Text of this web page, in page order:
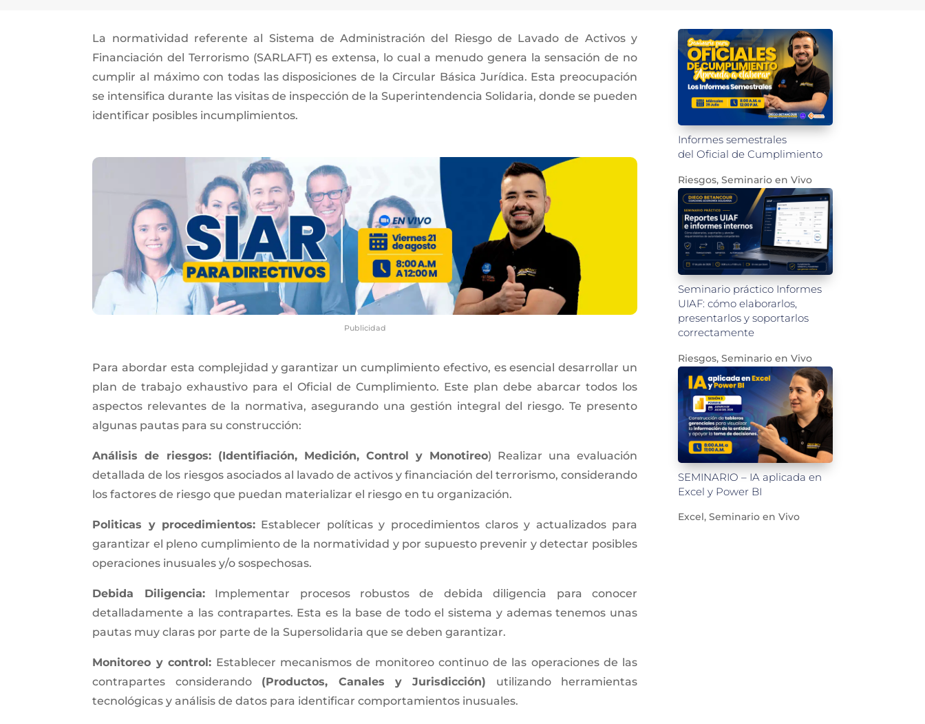
La normatividad referente al Sistema de Administración del Riesgo de Lavado de Activos y
Financiación del Terrorismo (SARLAFT) es extensa, lo cual a menudo genera la sensación de no
cumplir al máximo con todas las disposiciones de la Circular Básica Jurídica. Esta preocupación
se intensifica durante las visitas de inspección de la Superintendencia Solidaria, donde se pueden
identificar posibles incumplimientos.
Publicidad
Para abordar esta complejidad y garantizar un cumplimiento efectivo, es esencial desarrollar un
plan de trabajo exhaustivo para el Oficial de Cumplimiento. Este plan debe abarcar todos los
aspectos relevantes de la normativa, asegurando una gestión integral del riesgo. Te presento
algunas pautas para su construcción:
Análisis de riesgos: (Identifiación, Medición, Control y Monotireo) Realizar una evaluación
detallada de los riesgos asociados al lavado de activos y financiación del terrorismo, considerando
los factores de riesgo que puedan materializar el riesgo en tu organización.
Politicas y procedimientos: Establecer políticas y procedimientos claros y actualizados para
garantizar el pleno cumplimiento de la normatividad y por supuesto prevenir y detectar posibles
operaciones inusuales y/o sospechosas.
Debida Diligencia:Implementar procesos robustos de debida diligencia para conocer
detalladamente a las contrapartes. Esta es la base de todo el sistema y ademas tenemos unas
pautas muy claras por parte de la Supersolidaria que se deben garantizar.
Monitoreo y control: Establecer mecanismos de monitoreo continuo de las operaciones de las
contrapartes considerando (Productos, Canales y Jurisdicción) utilizando herramientas
tecnológicas y análisis de datos para identificar comportamientos inusuales.
Informes semestrales
del Oficial de Cumplimiento
Riesgos,Seminario en Vivo
Seminario práctico Informes
UIAF: cómo elaborarlos,
presentarlos y soportarlos
correctamente
Riesgos,Seminario en Vivo
SEMINARIO – IA aplicada en
Excel y Power BI
Excel,Seminario en Vivo